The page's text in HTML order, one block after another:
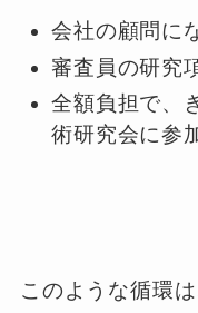
会社の顧問に
審査員の研究
全額負担で、
術研究会に参
このような循環